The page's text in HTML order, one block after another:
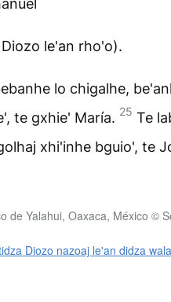
le'an rho'o).
lo chigalhe,
te gxhie' María. 25 Te
xhi'inhe bguio', te
de Yalahui, Oaxaca, México ©
Diozo nazoaj le'an didza